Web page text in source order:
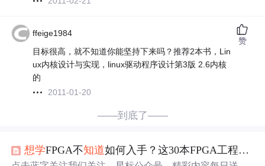
ffeige1984
目标很高，就不知道你能坚持下来吗？推荐2本书，Lin
ux内核设计与实现，linux驱动程序设计第3版 2.6内核
的
2011-01-20
赞
——到底了——
想学FPGA不知道如何入手？这30本FPGA工程师经典